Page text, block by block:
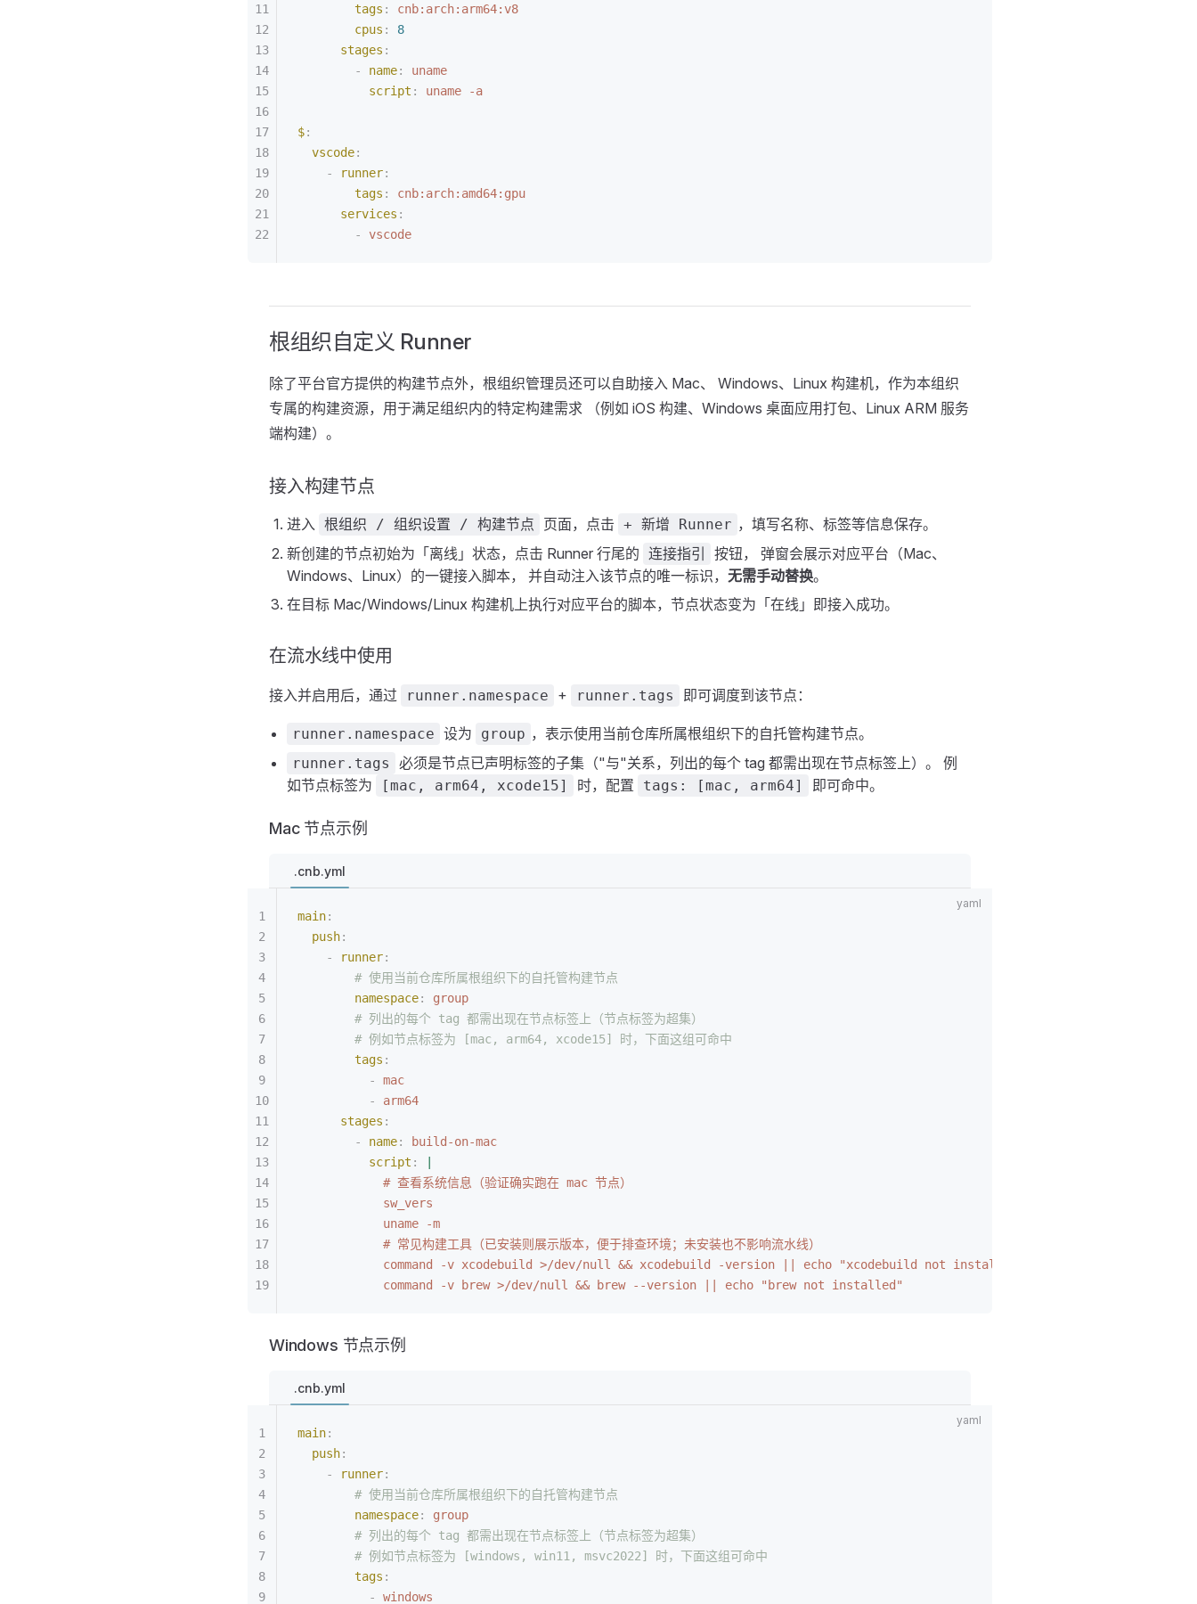
        tags
:
cnb:arch:arm64:v8
        cpus
:
8
      stages
:
        -
name:
uname
          script
: uname -a
$:
  vscode
:
    -
runner:
        tags
:
cnb:arch:amd64:gpu
      services
:
        -
vscode
根组织自定义 Runner
除了平台官方提供的构建节点外，根组织管理员还可以自助接入 Mac、 Windows、Linux 构建机，作为本组织
专属的构建资源，用于满足组织内的特定构建需求 （例如 iOS 构建、Windows 桌面应用打包、Linux ARM 服务
端构建）。
接入构建节点
进入 根组织 / 组织设置 / 构建节点 页面，点击 + 新增 Runner ，填写名称、标签等信息保存。
新创建的节点初始为「离线」状态，点击 Runner 行尾的 连接指引
按钮， 弹窗会展示对应平台（Mac、
Windows、Linux）的一键接入脚本， 并自动注入该节点的唯一标识， 无需手动替换。
在目标 Mac/Windows/Linux 构建机上执行对应平台的脚本，节点状态变为「在线」即接入成功。
在流水线中使用
接入并启用后，通过 runner.namespace + runner.tags 即可调度到该节点：
runner.namespace 设为 group ，表示使用当前仓库所属根组织下的自托管构建节点。
runner.tags
必须是节点已声明标签的子集（"与"关系，列出的每个 tag 都需出现在节点标签上）。 例
如节点标签为
[mac, arm64, xcode15] 时，配置 tags: [mac, arm64] 即可命中。
Mac 节点示例
.cnb.yml
main:
  push
:
    -
runner:
        # 使用当前仓库所属根组织下的自托管构建节点
        namespace
:
group
        # 列出的每个 tag 都需出现在节点标签上（节点标签为超集）
        # 例如节点标签为 [mac, arm64, xcode15] 时，下面这组可命中
        tags
:
          -
mac
          -
arm64
      stages
:
        -
name:
build-on-mac
          script
:
            # 查看系统信息（验证确实跑在 mac 节点）
            sw_vers
            uname -m
            # 常见构建工具（已安装则展示版本，便于排查环境；未安装也不影响流水线）
            command -v xcodebuild >/dev/null && xcodebuild -version || echo "xcodebuild not installed"
            command -v brew >/dev/null && brew --version || echo "brew not installed"
Windows 节点示例
.cnb.yml
main:
  push
:
    -
runner:
        # 使用当前仓库所属根组织下的自托管构建节点
        namespace
:
group
        # 列出的每个 tag 都需出现在节点标签上（节点标签为超集）
        # 例如节点标签为 [windows, win11, msvc2022] 时，下面这组可命中
        tags
:
          -
windows